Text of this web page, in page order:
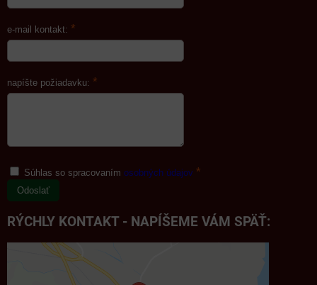
e-mail kontakt: *
napíšte požiadavku: *
Súhlas so spracovaním osobných údajov *
Odoslať
RÝCHLY KONTAKT - NAPÍŠEME VÁM SPÄŤ: